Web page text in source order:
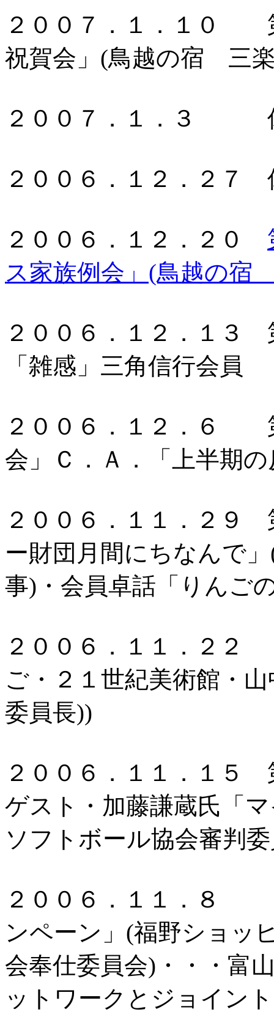
２００７．１．１０
祝賀会」(鳥越の宿 三
２００７．１．３
２００６．１２．２７
２００６．１２．２０
ス家族例会」(鳥越の宿
２００６．１２．１３
「雑感」三角信行会員
２００６．１２．６
会」Ｃ．Ａ．「上半期
２００６．１１．２９
ー財団月間にちなんで
事)・会員卓話「りん
２００６．１１．２２
ご・２１世紀美術館・
委員長))
２００６．１１．１５
ゲスト・加藤謙蔵氏「
ソフトボール協会審判
２００６．１１．８
ンペーン」(福野ショッ
会奉仕委員会)・・・富
ットワークとジョイン